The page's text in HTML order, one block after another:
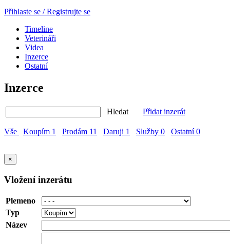
Přihlaste se / Registrujte se
Timeline
Veterináři
Videa
Inzerce
Ostatní
Inzerce
Hledat Přidat inzerát
Vše Koupím 1 Prodám 11 Daruji 1 Služby 0 Ostatní0
×
Vložení inzerátu
Plemeno
Typ
Název